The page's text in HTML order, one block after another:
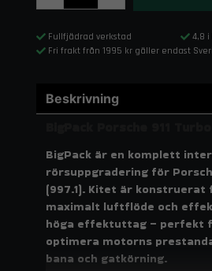
Fullfjädrad verkstad
4,8
Fri frakt från 1995 kr gäller endast
Beskrivning
BigPack är en komplett
rörsuppgradering för
(997.1). Kitet är
maximalt luftflöde och
höga effektuttag – perfekt
optimera motorns
bana och gatkörning.